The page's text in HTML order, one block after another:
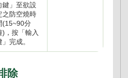
鍵」至欲設
之防空燒時
(15~90分
)，按「輸入
」完成。
除